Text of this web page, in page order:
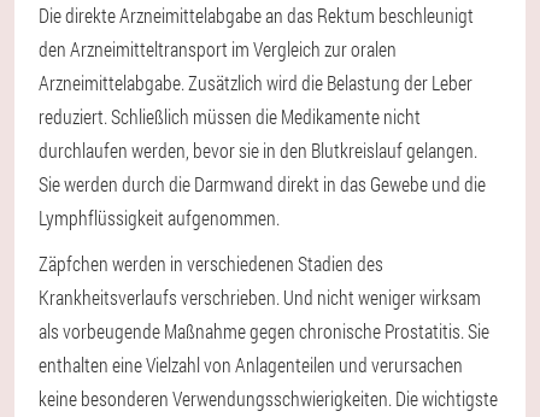
Die direkte Arzneimittelabgabe an das Rektum beschleunigt
den Arzneimitteltransport im Vergleich zur oralen
Arzneimittelabgabe. Zusätzlich wird die Belastung der Leber
reduziert. Schließlich müssen die Medikamente nicht
durchlaufen werden, bevor sie in den Blutkreislauf gelangen.
Sie werden durch die Darmwand direkt in das Gewebe und die
Lymphflüssigkeit aufgenommen.
Zäpfchen werden in verschiedenen Stadien des
Krankheitsverlaufs verschrieben. Und nicht weniger wirksam
als vorbeugende Maßnahme gegen chronische Prostatitis. Sie
enthalten eine Vielzahl von Anlagenteilen und verursachen
keine besonderen Verwendungsschwierigkeiten. Die wichtigste